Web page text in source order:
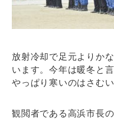
放射冷却で足元よりか
います。今年は暖冬と
やっぱり寒いのはさむい
観閲者である高浜市長